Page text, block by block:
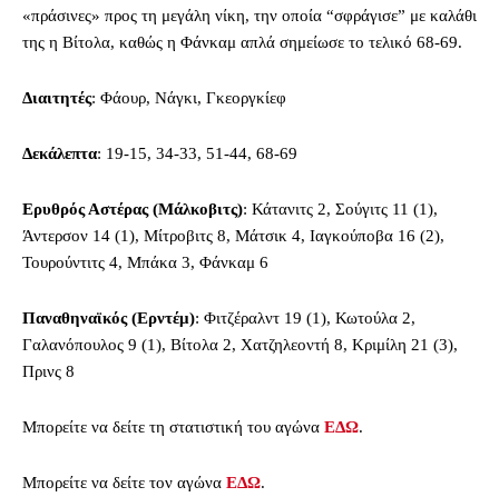
«πράσινες» προς τη μεγάλη νίκη, την οποία “σφράγισε” με καλάθι
της η Βίτολα, καθώς η Φάνκαμ απλά σημείωσε το τελικό 68-69.
Διαιτητές: Φάουρ, Νάγκι, Γκεοργκίεφ
Δεκάλεπτα: 19-15, 34-33, 51-44, 68-69
Ερυθρός Αστέρας (Μάλκοβιτς): Κάτανιτς 2, Σούγιτς 11 (1),
Άντερσον 14 (1), Μίτροβιτς 8, Μάτσικ 4, Ιαγκούποβα 16 (2),
Τουρούντιτς 4, Μπάκα 3, Φάνκαμ 6
Παναθηναϊκός (Ερντέμ): Φιτζέραλντ 19 (1), Κωτούλα 2,
Γαλανόπουλος 9 (1), Βίτολα 2, Χατζηλεοντή 8, Κριμίλη 21 (3),
Πρινς 8
Μπορείτε να δείτε τη στατιστική του αγώνα ΕΔΩ.
Μπορείτε να δείτε τον αγώνα ΕΔΩ.